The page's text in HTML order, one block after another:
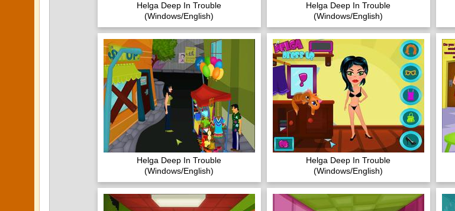
Helga Deep In Trouble
(Windows/English)
Helga Deep In Trouble
(Windows/English)
Helga Deep In Trouble
(Windows/English)
Helga Deep In Trouble
(Windows/English)